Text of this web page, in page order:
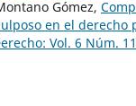
Gómez,
en el derecho
Vol. 6 Núm.